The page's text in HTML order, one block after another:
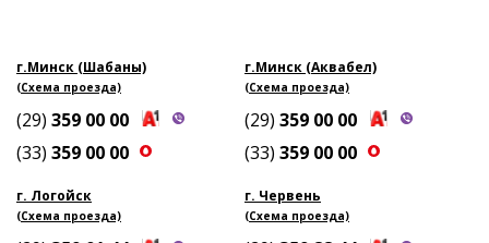
г.Минск (Шабаны)
(Схема проезда)
(29) 359 00 00
(33) 359 00 00
г.Минск (Аквабел)
(Схема проезда)
(29) 359 00 00
(33) 359 00 00
г. Логойск
(Схема проезда)
г. Червень
(Схема проезда)